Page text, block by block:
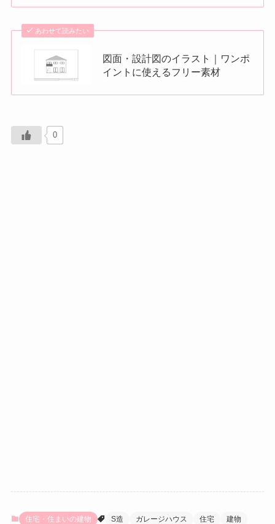
あわせて読みたい
図面・設計図のイラスト｜ワンポ
イントに使えるフリー素材
0
住宅・住まいの建物 S造 ガレージハウス 住宅 建物